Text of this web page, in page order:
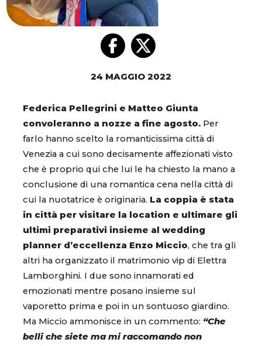
24 MAGGIO 2022
Federica Pellegrini e Matteo Giunta
convoleranno a nozze a fine agosto. Per
farlo hanno scelto la romanticissima città di
Venezia a cui sono decisamente affezionati visto
che è proprio qui che lui le ha chiesto la mano a
conclusione di una romantica cena nella città di
cui la nuotatrice è originaria. La coppia è stata
in città per visitare la location e ultimare gli
ultimi preparativi insieme al wedding
planner d’eccellenza Enzo Miccio, che tra gli
altri ha organizzato il matrimonio vip di Elettra
Lamborghini. I due sono innamorati ed
emozionati mentre posano insieme sul
vaporetto prima e poi in un sontuoso giardino.
Ma Miccio ammonisce in un commento: “Che
belli che siete ma mi raccomando non